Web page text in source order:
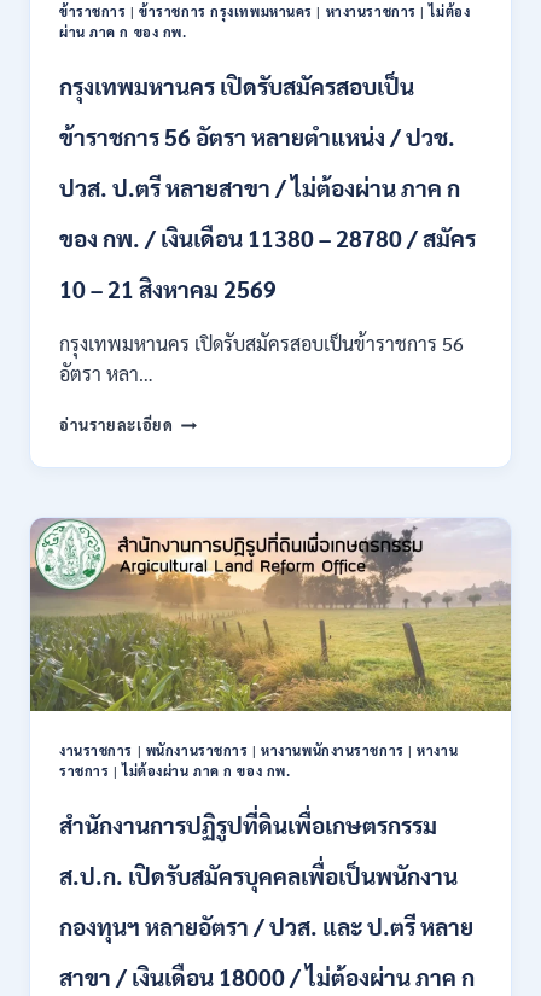
/
ป.ตรี
ส
+
ไป
เงิน
23,290
สมัคร
ONLINE
26
ข้าราชการ |ข้าราชการ กรุงเทพมหานคร | หางานราชการ |ไม่ต้อง
ผ่าน ภาค ก ของ กพ.
กรุงเทพมหานคร เปิดรับสมัครสอบเป็น
ข้าราชการ 56 อัตรา หลายตำแหน่ง / ปวช.
ปวส. ป.ตรี หลายสาขา / ไม่ต้องผ่าน ภาค ก
ของ กพ. / เงินเดือน 11380 – 28780 / สมัคร
10 – 21 สิงหาคม 2569
กรุงเทพมหานคร เปิดรับสมัครสอบเป็นข้าราชการ 56
อัตรา หลา…
อ่านรายละเอียด กรุงเทพมหานคร
รับ
สอบ
เป็น
ข้าราชการ
56
อัตรา
หลาย
ตำแหน่ง
/
ปวช.
ป.ตรี
หลาย
/
ต้อง
ภาค
ของ
งานราชการ | พนักงานราชการ |หางานพนักงานราชการ |หางาน
ราชการ |ไม่ต้องผ่าน ภาค ก ของ กพ.
สำนักงานการปฏิรูปที่ดินเพื่อเกษตรกรรม
ส.ป.ก. เปิดรับสมัครบุคคลเพื่อเป็นพนักงาน
กองทุนฯ หลายอัตรา / ปวส. และ ป.ตรี หลาย
สาขา / เงินเดือน 18000 / ไม่ต้องผ่าน ภาค ก